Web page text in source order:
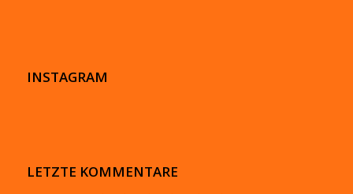
INSTAGRAM
LETZTE KOMMENTARE